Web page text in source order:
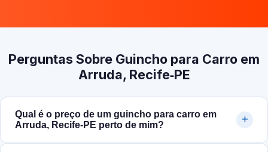
Perguntas Sobre Guincho para Carro em
Arruda, Recife‑PE
Qual é o preço de um guincho para carro em
Arruda, Recife‑PE perto de mim?